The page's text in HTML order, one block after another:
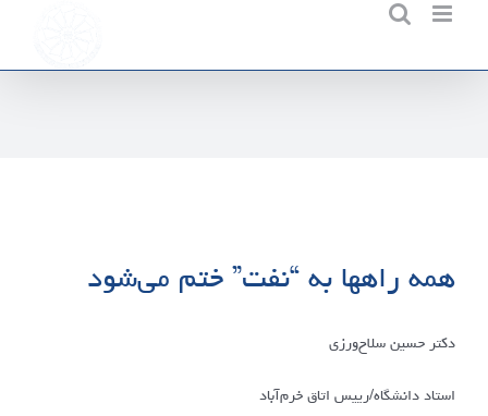
content
همه راهها به “نفت” ختم می‌شود
دکتر حسین سلاح‌ورزی
استاد دانشگاه/رییس اتاق خرم‌آباد